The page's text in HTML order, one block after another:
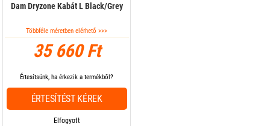
Dam Dryzone Kabát L Black/Grey
Többféle méretben elérhető >>>
35 660 Ft
Elfogyott
Értesítsünk, ha érkezik a termékből?
ÉRTESÍTÉST KÉREK